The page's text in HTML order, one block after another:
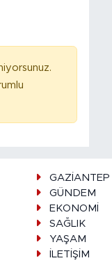
GAZİANTEP
GÜNDEM
EKONOMİ
SAĞLIK
YAŞAM
İLETİŞİM